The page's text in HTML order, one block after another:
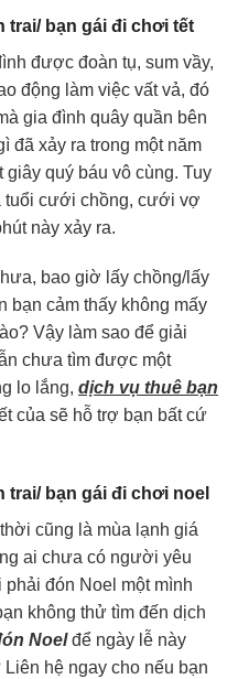
trai/ bạn gái đi chơi tết
được đoàn tụ, sum vầy,
động làm việc vất vả, đó
gia đình quây quần bên
đã xảy ra trong một năm
quý báu vô cùng. Tuy
tuổi cưới chồng, cưới vợ
này xảy ra.
bao giờ lấy chồng/lấy
bạn cảm thấy không mấy
Vậy làm sao để giải
chưa tìm được một
lo lắng, dịch vụ thuê bạn
của sẽ hỗ trợ bạn bất cứ
bạn gái đi chơi noel
cũng là mùa lạnh giá
ai chưa có người yêu
phải đón Noel một mình
không thử tìm đến dịch
Noelđể ngày lễ này
hệ ngay cho nếu bạn